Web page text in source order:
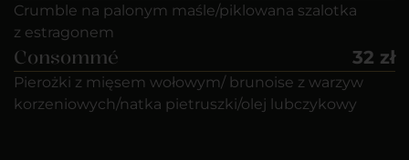
Crumble na palonym maśle/piklowana szalotka
z estragonem
Consommé 32 zł
Pierożki z mięsem wołowym/ brunoise z warzyw
korzeniowych/natka pietruszki/olej lubczykowy